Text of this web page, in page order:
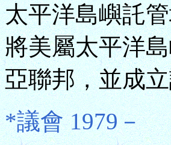
太平洋島嶼託
將美屬太平洋
亞聯邦，並成
*議會 1979－